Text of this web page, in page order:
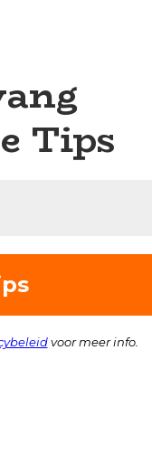
Tips
voor meer info.